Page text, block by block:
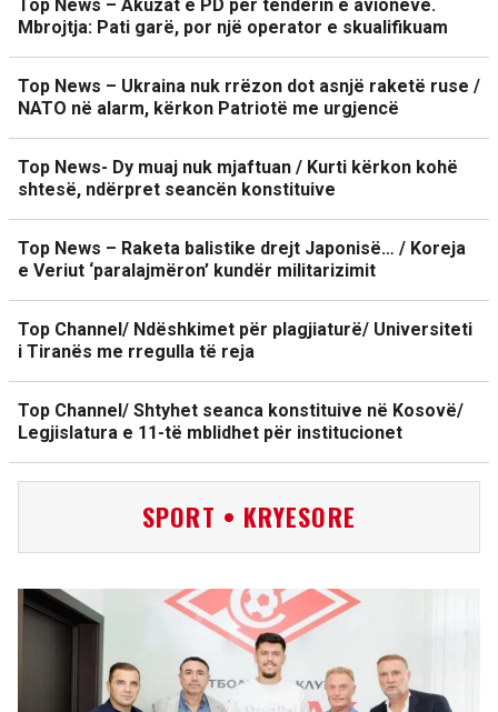
Top News – Akuzat e PD për tenderin e avionëve.
Mbrojtja: Pati garë, por një operator e skualifikuam
Top News – Ukraina nuk rrëzon dot asnjë raketë ruse /
NATO në alarm, kërkon Patriotë me urgjencë
Top News- Dy muaj nuk mjaftuan / Kurti kërkon kohë
shtesë, ndërpret seancën konstituive
Top News – Raketa balistike drejt Japonisë… / Koreja
e Veriut ‘paralajmëron’ kundër militarizimit
Top Channel/ Ndëshkimet për plagjiaturë/ Universiteti
i Tiranës me rregulla të reja
Top Channel/ Shtyhet seanca konstituive në Kosovë/
Legjislatura e 11-të mblidhet për institucionet
SPORT • KRYESORE